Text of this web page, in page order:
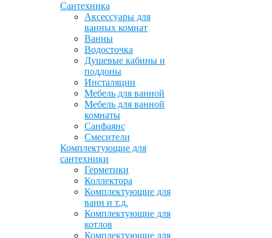
Сантехника
Аксессуары для
ванных комнат
Ванны
Водосточка
Душевые кабины и
поддоны
Инсталяции
Мебель для ванной
Мебель для ванной
комнаты
Санфаянс
Смесители
Комплектующие для
сантехники
Герметики
Коллектора
Комплектующие для
ванн и т.д.
Комплектующие для
котлов
Комплектующие для